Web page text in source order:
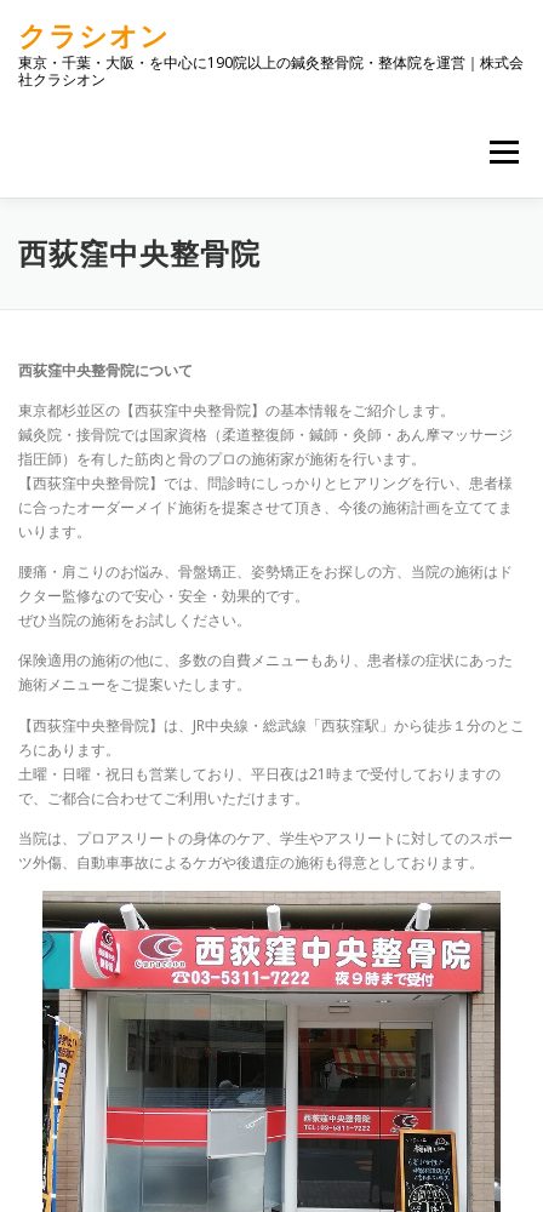
ッ
クラシオン
東京・千葉・大阪・を中心に190院以上の鍼灸整骨院・整体院を運営｜株式会
社クラシオン
メニュー
トップ 店舗一覧 企業情報
西荻窪中央整骨院
西荻窪中央整骨院について
東京都杉並区の【西荻窪中央整骨院】の基本情報をご紹介します。
鍼灸院・接骨院では国家資格（柔道整復師・鍼師・灸師・あん摩マッサージ
指圧師）を有した筋肉と骨のプロの施術家が施術を行います。
【西荻窪中央整骨院】では、問診時にしっかりとヒアリングを行い、患者様
に合ったオーダーメイド施術を提案させて頂き、今後の施術計画を立ててま
いります。
腰痛・肩こりのお悩み、骨盤矯正、姿勢矯正をお探しの方、当院の施術はド
クター監修なので安心・安全・効果的です。
ぜひ当院の施術をお試しください。
保険適用の施術の他に、多数の自費メニューもあり、患者様の症状にあった
施術メニューをご提案いたします。
【西荻窪中央整骨院】は、JR中央線・総武線「西荻窪駅」から徒歩１分のとこ
ろにあります。
土曜・日曜・祝日も営業しており、平日夜は21時まで受付しておりますの
で、ご都合に合わせてご利用いただけます。
当院は、プロアスリートの身体のケア、学生やアスリートに対してのスポー
ツ外傷、自動車事故によるケガや後遺症の施術も得意としております。